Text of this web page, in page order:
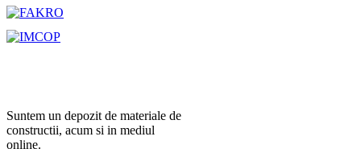
Suntem un depozit de materiale de
constructii, acum si in mediul
online.